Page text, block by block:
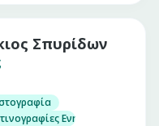
Σπυρίδων
Ενηλίκων & Παίδων